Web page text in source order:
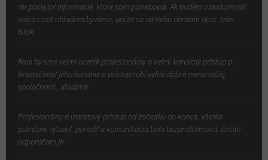
mi poskytol informacie, ktore som potreboval. Ak budem v buducnosti
nieco riesit ohladom byvania, urcite sa na neho obratim opat. Ivan
Istok
Radi by sme veľmi ocenili profesionálny a veľmi korektný prístup p.
Brezničana! Jeho konanie a prístup robí veľmi dobré meno vašej
spoločnosti...Vladimír
Profesionálny a ústretový prístup od začiatku do konca. Všetko
potrebné vybavil, poradil a komunikácia bola bezproblémová. Určite
odporúčam.JK